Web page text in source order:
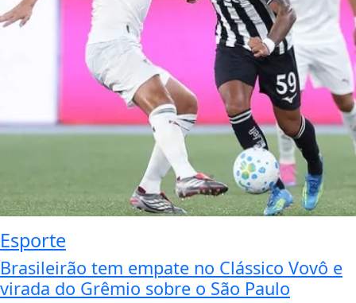
Esporte
Brasileirão tem empate no Clássico Vovô e
virada do Grêmio sobre o São Paulo